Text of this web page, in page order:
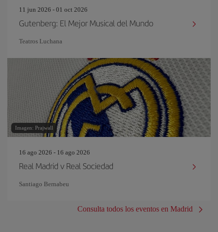
11 jun 2026 - 01 oct 2026
Gutenberg: El Mejor Musical del Mundo
Teatros Luchana
Imagen: Prajwall
16 ago 2026 - 16 ago 2026
Real Madrid v Real Sociedad
Santiago Bernabeu
Consulta todos los eventos en Madrid